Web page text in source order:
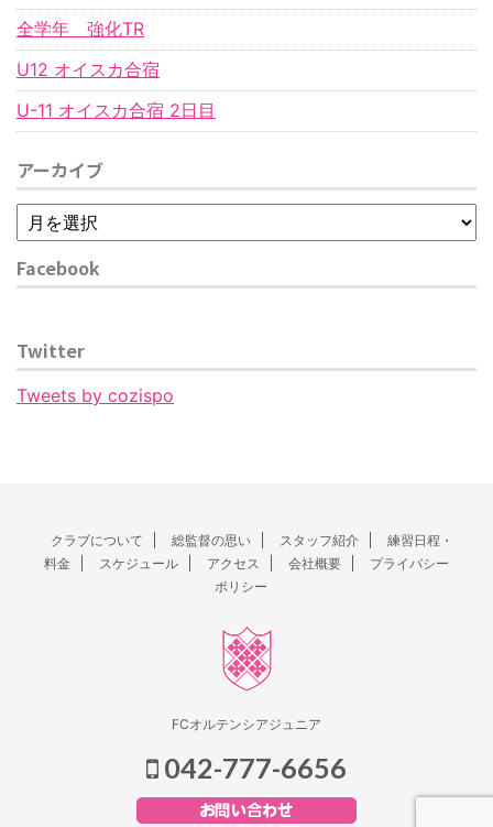
全学年 強化TR
U12 オイスカ合宿
U-11 オイスカ合宿 2日目
アーカイブ
Facebook
Twitter
Tweets by cozispo
クラブについて 総監督の思い スタッフ紹介
練習日程・
料金
スケジュール アクセス 会社概要
プライバシー
ポリシー
FCオルテンシアジュニア
042-777-6656